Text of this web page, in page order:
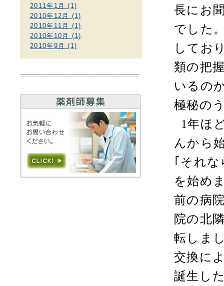
長にお
でした
してお
類の把
いるの
極秘の
1年ほ
んから
｢それ
を始め
前の病
院の北
転しま
交換に
誕生し
2011年1月 (1)
2010年12月 (1)
2010年11月 (1)
2010年10月 (1)
2010年9月 (1)